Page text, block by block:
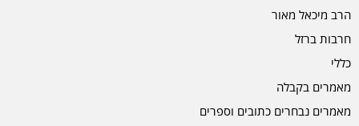
הרב מיכאל מאור
חרבות ברזל
כללי
מאמרים בקבלה
מאמרים נבחרים כתובים וספרים